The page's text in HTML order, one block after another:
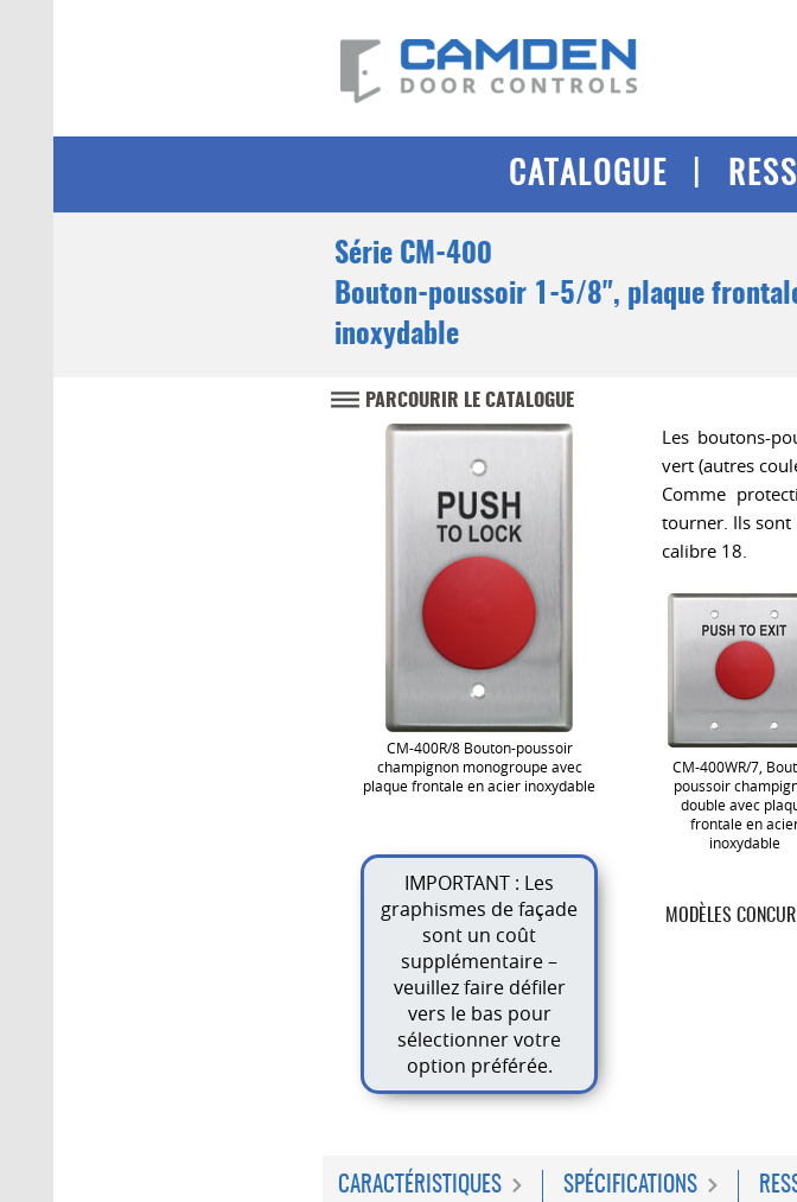
CATALOGUE
Série CM-400
Bouton-poussoir 1-5/8", plaque
inoxydable
PARCOURIR LE CATALOGUE
CM-400R/8 Bouton-poussoir
champignon monogroupe avec
plaque frontale en acier inoxydable
IMPORTANT : Les
graphismes de façade
sont un coût
supplémentaire –
veuillez faire défiler
vers le bas pour
sélectionner votre
option préférée.
Les boutons-
vert (autres
Comme
tourner. Ils sont
calibre 18.
CM-400WR/7,
poussoir
double avec
frontale en
inoxydable
MODÈLES
CARACTÉRISTIQUES SPÉCIFICATIONS